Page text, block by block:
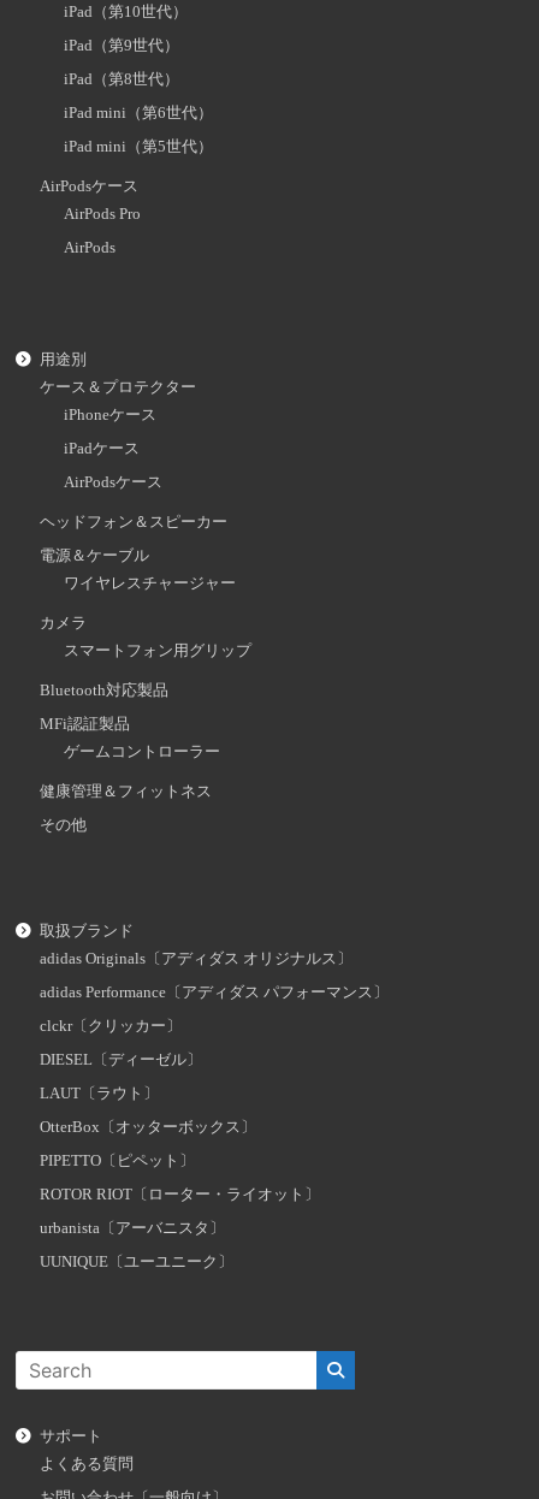
iPad（第10世代）
iPad（第9世代）
iPad（第8世代）
iPad mini（第6世代）
iPad mini（第5世代）
AirPodsケース
AirPods Pro
AirPods
用途別
ケース＆プロテクター
iPhoneケース
iPadケース
AirPodsケース
ヘッドフォン＆スピーカー
電源＆ケーブル
ワイヤレスチャージャー
カメラ
スマートフォン用グリップ
Bluetooth対応製品
MFi認証製品
ゲームコントローラー
健康管理＆フィットネス
その他
取扱ブランド
adidas Originals〔アディダス オリジナルス〕
adidas Performance〔アディダス パフォーマンス〕
clckr〔クリッカー〕
DIESEL〔ディーゼル〕
LAUT〔ラウト〕
OtterBox〔オッターボックス〕
PIPETTO〔ピペット〕
ROTOR RIOT〔ローター・ライオット〕
urbanista〔アーバニスタ〕
UUNIQUE〔ユーユニーク〕
サポート
よくある質問